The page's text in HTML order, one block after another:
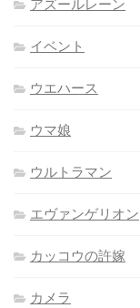
アズールレーン
イベント
ウエハース
ウマ娘
ウルトラマン
エヴァンゲリオン
カッコウの許嫁
カメラ